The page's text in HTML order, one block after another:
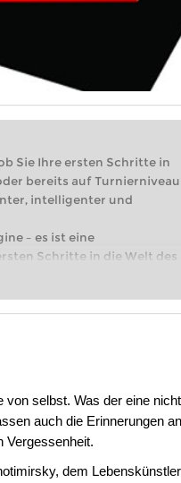
Sie Ihre ersten Schritte in
bereits auf Turnierniveau
intelligenter und
– es ist eine
Schritte in die Welt des
Turnierniveau spielen: Mit
selbst. Was der eine
auch die Erinnerungen
Vergessenheit.
dem